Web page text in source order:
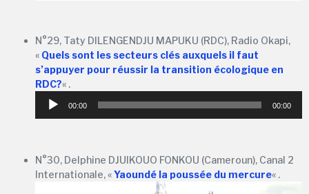
N°29, Taty DILENGENDJU MAPUKU (RDC), Radio Okapi,
« Quels sont les secteurs clés auxquels il faut
s’appuyer pour réussir la transition écologique en
RDC?« .
00:00 00:00
N°30, Delphine DJUIKOUO FONKOU (Cameroun), Canal 2
Internationale, «Yaoundé la poussée du mercure« .